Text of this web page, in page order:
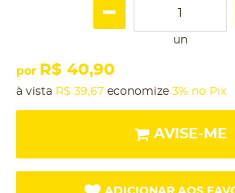
un
por R$ 40,90
à vista R$ 39,67 economize 3% no Pix
AVISE-ME